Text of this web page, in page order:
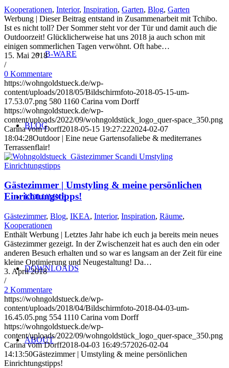
B-WARE
BLOG
KOLUMNE
DOWNLOADS
ABOUT
Kooperationen, Interior, Inspiration, Garten, Blog, Garten
Werbung | Dieser Beitrag entstand in Zusammenarbeit mit Tchibo.
Ist es nicht toll? Der Sommer steht vor der Tür und damit auch die
Outdoorzeit! Glücklicherweise hat uns 2018 ja auch schon mit
einigen sommerlichen Tagen verwöhnt. Oft habe…
15. Mai 2018
/
0 Kommentare
https://wohngoldstueck.de/wp-
content/uploads/2018/05/Bildschirmfoto-2018-05-15-um-
17.53.07.png 580 1160 Carina vom Dorff
https://wohngoldstueck.de/wp-
content/uploads/2022/09/wohngoldstück_logo_quer-space_350.png
Carina vom Dorff2018-05-15 19:27:222024-02-07
18:04:28Outdoor | Eine neue Gartensofaliebe & mediterranes
Terrassenflair!
Gästezimmer | Umstyling & meine persönlichen
Einrichtungstipps!
Gästezimmer, Blog, IKEA, Interior, Inspiration, Räume,
Kooperationen
Enthält Werbung | Letztes Jahr habe ich euch ja bereits mein neues
Gästezimmer gezeigt. In der Zwischenzeit hat es auch den ein oder
anderen Besuch erhalten und so war es langsam an der Zeit für eine
kleine Optimierung und Neugestaltung! Da…
3. April 2018
/
2 Kommentare
https://wohngoldstueck.de/wp-
content/uploads/2018/04/Bildschirmfoto-2018-04-03-um-
16.45.05.png 554 1110 Carina vom Dorff
https://wohngoldstueck.de/wp-
content/uploads/2022/09/wohngoldstück_logo_quer-space_350.png
Carina vom Dorff2018-04-03 16:49:572026-02-04
14:13:50Gästezimmer | Umstyling & meine persönlichen
Einrichtungstipps!